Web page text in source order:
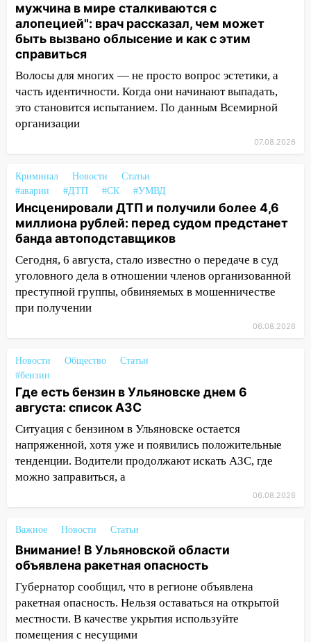
18:02 В Ульяновск едут звезды
баскетбола!
17:08 Ульяновский областной суд
оставил в силе приговор руководству
«УльяновскФармации» за махинации на
3,2 млн рублей
16:09 Ветераны легкой атлетики из
Ульяновска успешно выступили на
16:02
В Ульяновской области убрали
более 28% площадей зерновых и
зернобобовых культур
15:51 Бросила кирпич в жену брата: в
Ульяновской области завели дело на
агрессивную женщину
15:47
На улице Радищева сбили
курьера: крупная авария в Ульяновске
Проводил до квартиры и ограбил:
рецидивистом
14:26
по улице Ефремова
14:23 67% ульяновцев готовы
передумать увольняться, если им
повысят зарплату
14:01
Инсценировали ДТП и получили
автоподставщиков
13:36 В Инзе произошел крупный пожар
В суде защитили репутацию
мужчины, которого необоснованно
обвиняли в жестоком обращении с
животными
мужчина в мире сталкиваются с
алопецией": врач рассказал, чем может
быть вызвано облысение и как с этим
справиться
Волосы для многих — не просто вопрос эстетики, а
часть идентичности. Когда они начинают выпадать,
это становится испытанием. По данным Всемирной
организации
07.08.2026
Криминал Новости
Статьи
#аварии
#ДТП #СК #УМВД
Инсценировали ДТП и получили более 4,6
миллиона рублей: перед судом предстанет
банда автоподставщиков
Сегодня, 6 августа, стало известно о передаче в суд
уголовного дела в отношении членов организованной
преступной группы, обвиняемых в мошенничестве
при получении
06.08.2026
Новости Общество
Статьи
#бензин
Где есть бензин в Ульяновске днем 6
августа: список АЗС
Ситуация с бензином в Ульяновске остается
напряженной, хотя уже и появились положительные
тенденции. Водители продолжают искать АЗС, где
можно заправиться, а
06.08.2026
Важное Новости Статьи
Внимание! В Ульяновской области
объявлена ракетная опасность
Губернатор сообщил, что в регионе объявлена
ракетная опасность. Нельзя оставаться на открытой
местности. В качестве укрытия используйте
помещения с несущими